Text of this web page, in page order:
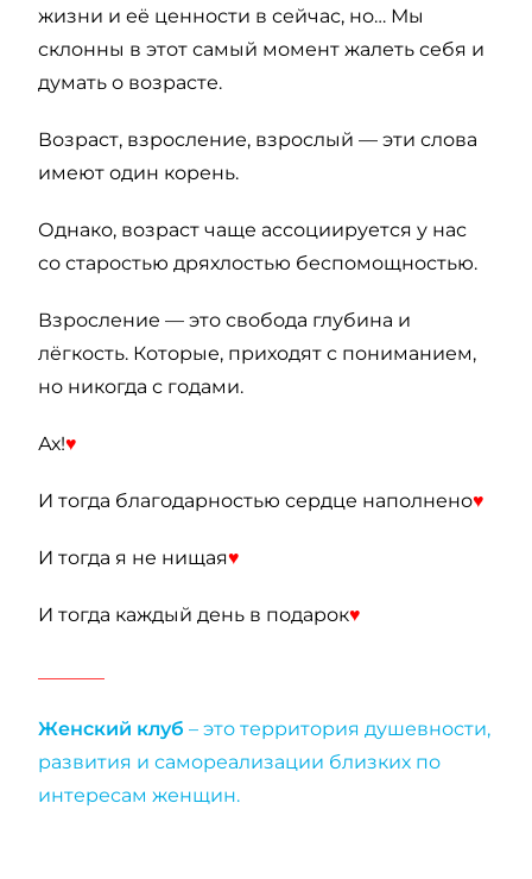
жизни и её ценности в сейчас, но… Мы
склонны в этот самый момент жалеть себя и
думать о возрасте.
Возраст, взросление, взрослый — эти слова
имеют один корень.
Однако, возраст чаще ассоциируется у нас
со старостью дряхлостью беспомощностью.
Взросление — это свобода глубина и
лёгкость. Которые, приходят с пониманием,
но никогда с годами.
Ах!♥
И тогда благодарностью сердце наполнено♥
И тогда я не нищая♥
И тогда каждый день в подарок♥
Женский клуб – это территория душевности,
развития и самореализации близких по
интересам женщин.